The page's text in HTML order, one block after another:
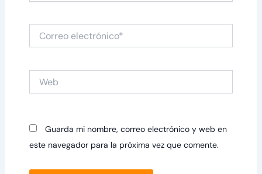
electrónico*
Guarda mi nombre, correo electrónico y web en
este navegador para la próxima vez que comente.